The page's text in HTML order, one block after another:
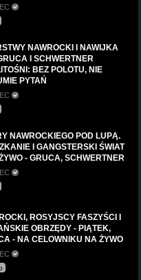
NAWROCKI I NAWIJKA
I SCHWERTNER
BEZ POLOTU, NIE
PYTAŃ
NAWROCKIEGO POD LUPĄ.
I GANGSTERSKI ŚWIAT
- GRUCA, SCHWERTNER
ROSYJSCY FASZYŚCI I
OBRZĘDY - PIĄTEK,
- NA CELOWNIKU NA ŻYWO